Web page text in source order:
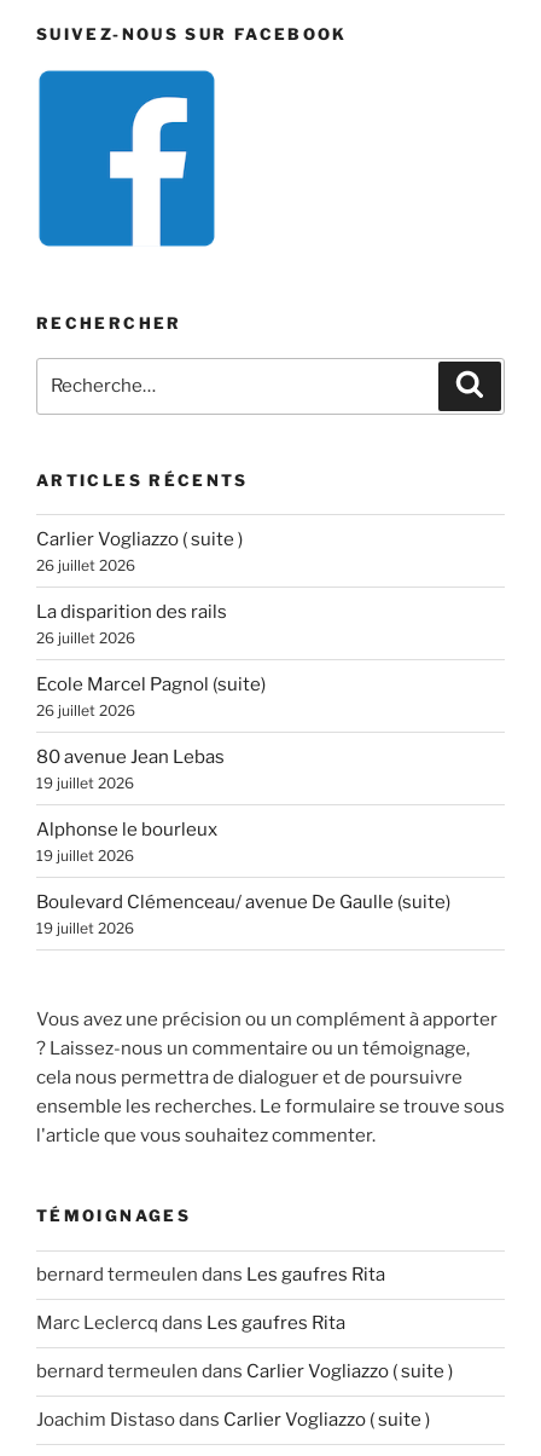
SUIVEZ-NOUS SUR FACEBOOK
RECHERCHER
pour
ARTICLES RÉCENTS
Carlier Vogliazzo ( suite )
26 juillet 2026
La disparition des rails
26 juillet 2026
Ecole Marcel Pagnol (suite)
26 juillet 2026
80 avenue Jean Lebas
19 juillet 2026
Alphonse le bourleux
19 juillet 2026
Boulevard Clémenceau/ avenue De Gaulle (suite)
19 juillet 2026
Vous avez une précision ou un complément à apporter
? Laissez-nous un commentaire ou un témoignage,
cela nous permettra de dialoguer et de poursuivre
ensemble les recherches. Le formulaire se trouve sous
l'article que vous souhaitez commenter.
TÉMOIGNAGES
bernard termeulen dans Les gaufres Rita
Marc Leclercq dans Les gaufres Rita
bernard termeulen dans Carlier Vogliazzo ( suite )
Joachim Distasodans Carlier Vogliazzo ( suite )